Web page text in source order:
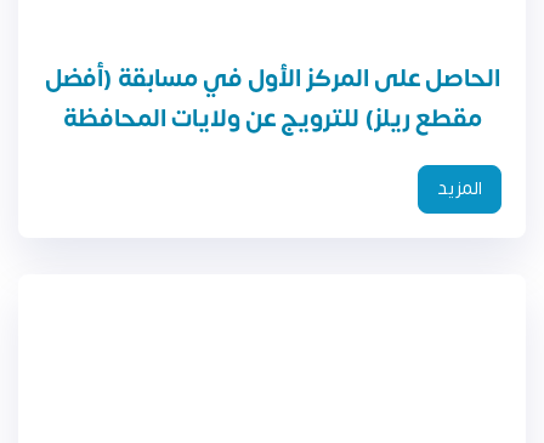
الحاصل على المركز الأول في مسابقة (أفضل
مقطع ريلز) للترويج عن ولايات المحافظة
المزيد